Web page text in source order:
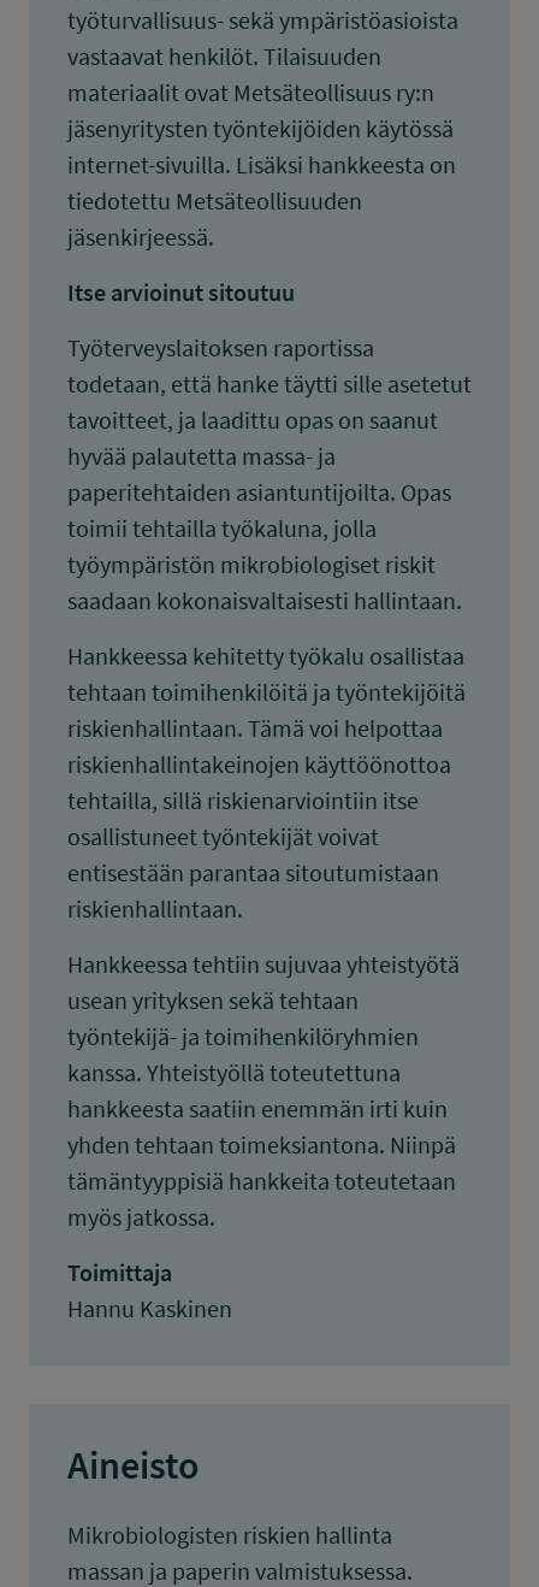
työturvallisuus- sekä ympäristöasioista
vastaavat henkilöt. Tilaisuuden
materiaalit ovat Metsäteollisuus ry:n
jäsenyritysten työntekijöiden käytössä
internet-sivuilla. Lisäksi hankkeesta on
tiedotettu Metsäteollisuuden
jäsenkirjeessä.
Itse arvioinut sitoutuu
Työterveyslaitoksen raportissa
todetaan, että hanke täytti sille asetetut
tavoitteet, ja laadittu opas on saanut
hyvää palautetta massa- ja
paperitehtaiden asiantuntijoilta. Opas
toimii tehtailla työkaluna, jolla
työympäristön mikrobiologiset riskit
saadaan kokonaisvaltaisesti hallintaan.
Hankkeessa kehitetty työkalu osallistaa
tehtaan toimihenkilöitä ja työntekijöitä
riskienhallintaan. Tämä voi helpottaa
riskienhallintakeinojen käyttöönottoa
tehtailla, sillä riskienarviointiin itse
osallistuneet työntekijät voivat
entisestään parantaa sitoutumistaan
riskienhallintaan.
Hankkeessa tehtiin sujuvaa yhteistyötä
usean yrityksen sekä tehtaan
työntekijä- ja toimihenkilöryhmien
kanssa. Yhteistyöllä toteutettuna
hankkeesta saatiin enemmän irti kuin
yhden tehtaan toimeksiantona. Niinpä
tämäntyyppisiä hankkeita toteutetaan
myös jatkossa.
Toimittaja
Hannu Kaskinen
Aineisto
Mikrobiologisten riskien hallinta
massan ja paperin valmistuksessa.